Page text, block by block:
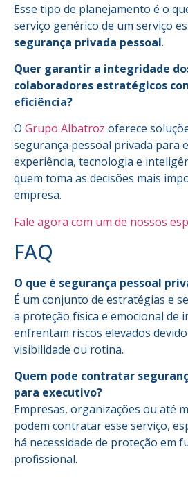
Esse tipo de planejamento é o
serviço genérico de um serviço
segurança privada pessoal.
Quer garantir a integridade
colaboradores estratégicos
eficiência?
O Grupo Albatroz oferece
segurança pessoal privada para
experiência, tecnologia e
quem toma as decisões mais
empresa.
Fale agora com um de nossos
FAQ
O que é segurança pessoal
É um conjunto de estratégias e
a proteção física e emocional de
enfrentam riscos elevados
visibilidade ou rotina.
Quem pode contratar
para executivo?
Empresas, organizações ou até
podem contratar esse serviço,
há necessidade de proteção em
profissional.